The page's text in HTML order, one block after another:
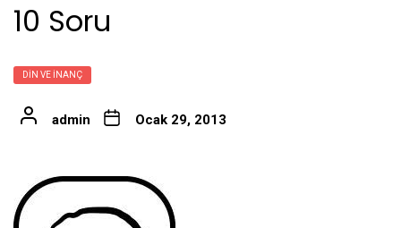
10 Soru
DIN VE İNANÇ
admin Ocak 29, 2013